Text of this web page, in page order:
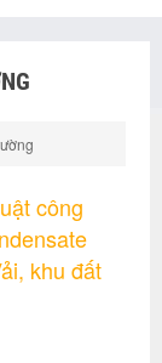
công
khu đất